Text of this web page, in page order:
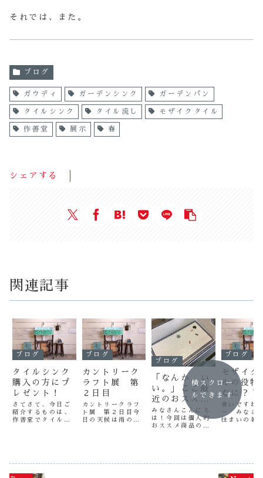
それでは、また。
ブログ
ガウディ ガーデンシンク ガーデンパン
タイルシンク タイル流し モザイクタイル
作善堂 展示 春
シェアする
関連記事
ブログ
タイルシンク
購入の方にプ
レゼント！
さてさて、今日ご
紹介するものは、
作善堂でタイルシ
写っている、茶封
筒の中に入ってま
ブログ
カントリーク
ラフト展 第
２日目
カントリークラフ
ト展 第２日目今
日の天候は雨のち
ました（笑） ご
ブログ
「なんか…い
い。」ここ最
近のおススメ
商品の話。
みなさんこんにち
は！今回は個人的
おススメ商品のお
おススメ品です
ブログ
モザイク
ルの役物
なに？？
暑いですね
～ みなさ
住まいの暑
背中に背負
業してます
横スクロー
ルできます